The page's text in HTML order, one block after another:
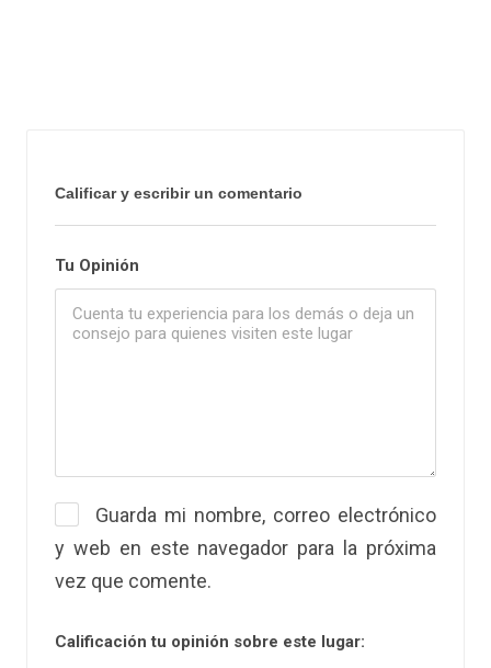
Calificar y escribir un comentario
Tu Opinión
Guarda mi nombre, correo electrónico
y web en este navegador para la próxima
vez que comente.
Calificación tu opinión sobre este lugar: